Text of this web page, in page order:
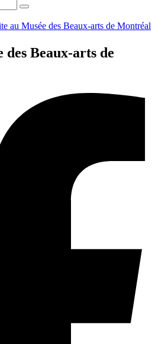
au Musée des Beaux-arts de Montréal
des Beaux-arts de